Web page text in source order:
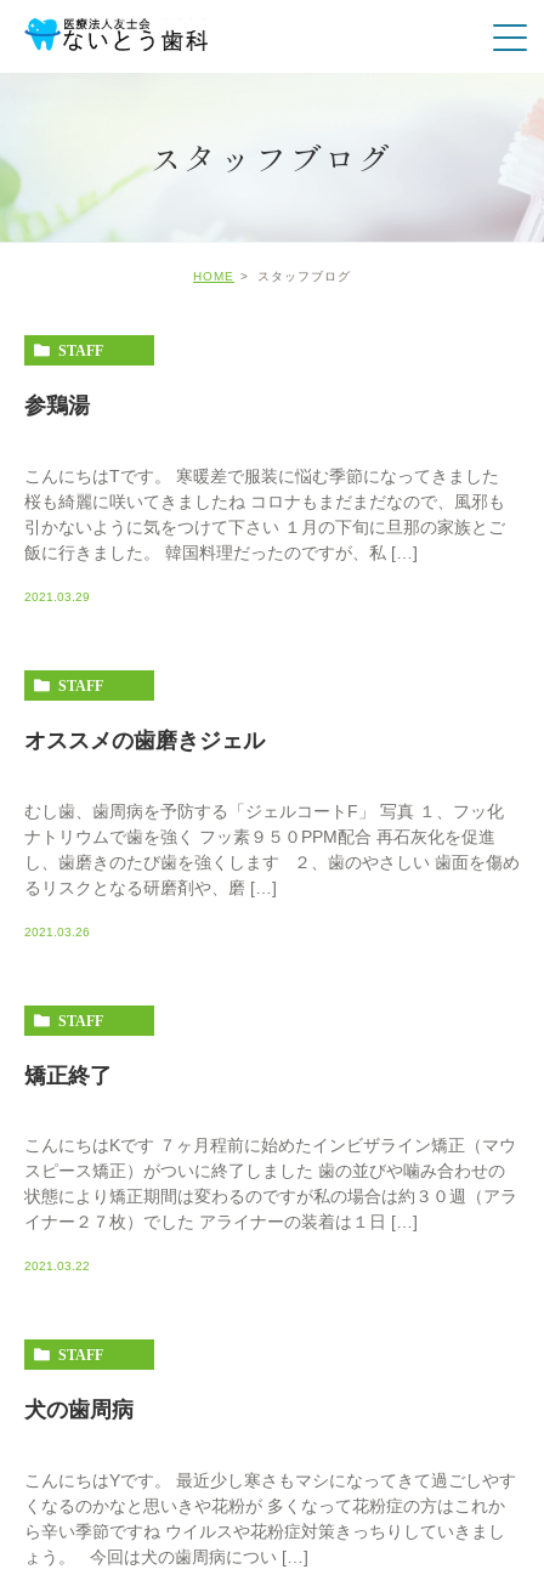
スタッフブログ
HOME スタッフブログ
STAFF
参鶏湯
こんにちはTです。 寒暖差で服装に悩む季節になってきました
桜も綺麗に咲いてきましたね コロナもまだまだなので、風邪も
引かないように気をつけて下さい １月の下旬に旦那の家族とご
飯に行きました。 韓国料理だったのですが、私 […]
2021.03.29
STAFF
オススメの歯磨きジェル
むし歯、歯周病を予防する「ジェルコートF」 写真 １、フッ化
ナトリウムで歯を強く フッ素９５０PPM配合 再石灰化を促進
し、歯磨きのたび歯を強くします ２、歯のやさしい 歯面を傷め
るリスクとなる研磨剤や、磨 […]
2021.03.26
STAFF
矯正終了
こんにちはKです ７ヶ月程前に始めたインビザライン矯正（マウ
スピース矯正）がついに終了しました 歯の並びや噛み合わせの
状態により矯正期間は変わるのですが私の場合は約３０週（アラ
イナー２７枚）でした アライナーの装着は１日 […]
2021.03.22
STAFF
犬の歯周病
こんにちはYです。 最近少し寒さもマシになってきて過ごしやす
くなるのかなと思いきや花粉が 多くなって花粉症の方はこれか
ら辛い季節ですね ウイルスや花粉症対策きっちりしていきまし
ょう。 今回は犬の歯周病につい […]